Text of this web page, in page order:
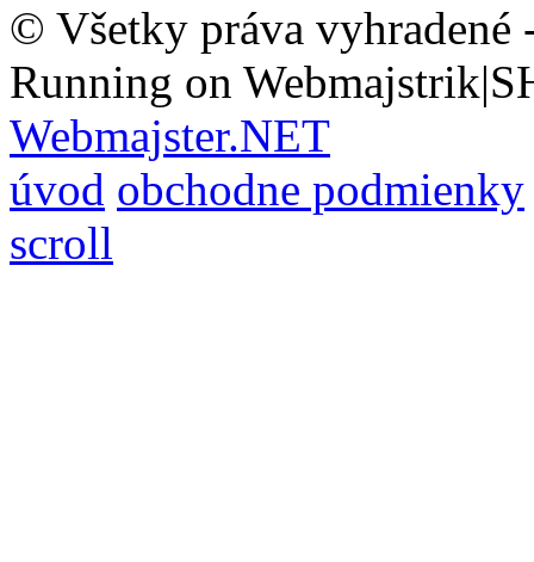
© Všetky práva vyhradené
Running on
Webmajster.NET
úvod obchodne podmienky
scroll